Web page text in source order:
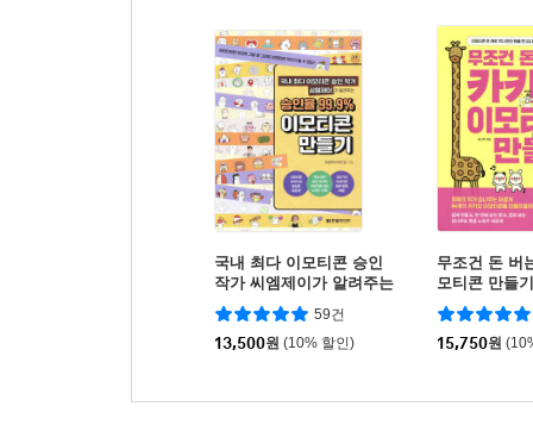
국내 최다 이모티콘 승인
작가 씨엠제이가 알려주는
승인율 99.9% 이모티콘 만
들기
59건
13,500원 (10% 할인)
무조건 돈 버
모티콘 만들기
15,750원